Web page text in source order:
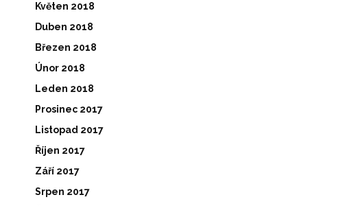
Květen 2018
Duben 2018
Březen 2018
Únor 2018
Leden 2018
Prosinec 2017
Listopad 2017
Říjen 2017
Září 2017
Srpen 2017